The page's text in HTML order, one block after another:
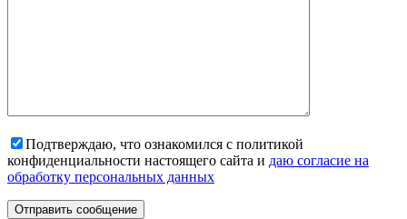
Подтверждаю, что ознакомился с политикой
конфиденциальности настоящего сайта и даю согласие на
обработку персональных данных